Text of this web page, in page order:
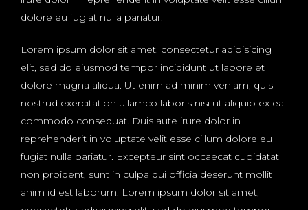
dolore eu fugiat nulla pariatur.
Lorem ipsum dolor sit amet, consectetur adipisicing
elit, sed do eiusmod tempor incididunt ut labore et
dolore magna aliqua. Ut enim ad minim veniam, quis
nostrud exercitation ullamco laboris nisi ut aliquip ex ea
commodo consequat. Duis aute irure dolor in
reprehenderit in voluptate velit esse cillum dolore eu
fugiat nulla pariatur. Excepteur sint occaecat cupidatat
non proident, sunt in culpa qui officia deserunt mollit
anim id est laborum. Lorem ipsum dolor sit amet,